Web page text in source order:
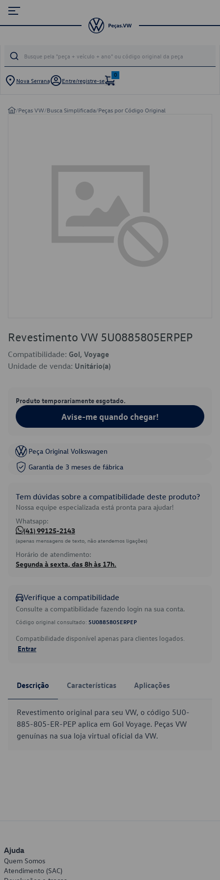
Nova Serrana Entre/registre-se
0
/Peças VW/Busca Simplificada/Peças por Código Original
Revestimento VW 5U0885805ERPEP
Compatibilidade: Gol, Voyage
Unidade de venda: Unitário(a)
Produto temporariamente esgotado.
Avise-me quando chegar!
Peça Original Volkswagen
Garantia de 3 meses de fábrica
Tem dúvidas sobre a compatibilidade deste produto?
Nossa equipe especializada está pronta para ajudar!
Whatsapp:
(41) 99125-2143
(apenas mensagens de texto, não atendemos ligações)
Horário de atendimento:
Segunda à sexta, das 8h às 17h.
Verifique a compatibilidade
Consulte a compatibilidade fazendo login na sua conta.
Código original consultado: 5U0885805ERPEP
Compatibilidade disponível apenas para clientes logados.
Entrar
Descrição Características Aplicações
Revestimento original para seu VW, o código 5U0-
885-805-ER-PEP aplica em Gol Voyage. Peças VW
genuínas na sua loja virtual oficial da VW.
Ajuda
Quem Somos
Atendimento (SAC)